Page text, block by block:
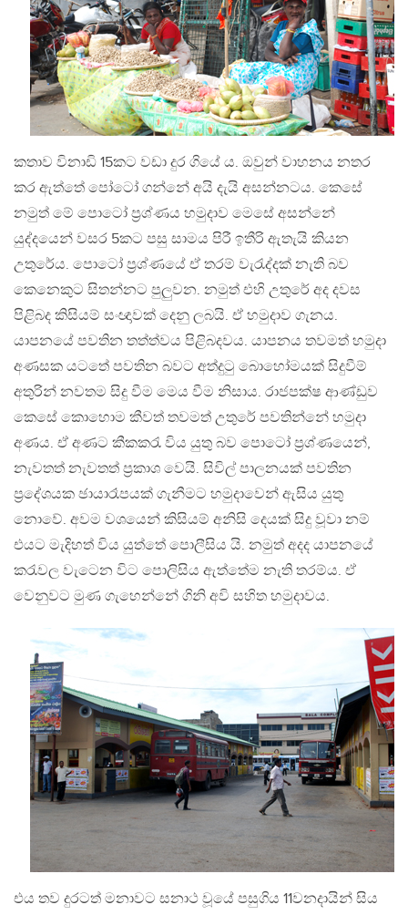
කතාව විනාඩි 15කට වඩා දුර ගියේ ය. ඔවුන් වාහනය නතර
කර ඇත්තේ පෝටෝ ගන්නේ අයි දැයි අසන්නටය. කෙසේ
නමුත් මේ පොටෝ ප්‍රශ්ණය හමුදාව මෙසේ අසන්නේ
යුද්දයෙන් වසර 5කට පසු සාමය පිරී ඉතීරි ඇතැයි කියන
උතුරේය. පොටෝ ප්‍රශ්ණයේ ඒ තරම් වැරැද්දක් නැති බව
කෙනෙකුට සිතන්නට පුලුවන. නමුත් එහි උතුරේ අද දවස
පිළිබද කිසියම් සංඥාවක් දෙනු ලබයි. ඒ හමුදාව ගැනය.
යාපනයේ පවතින තත්ත්වය පිළිබදවය. යාපනය තවමත් හමුදා
අණසක යටතේ පවතින බවට අත්දුටු බොහෝමයක් සිදුවීම්
අතුරින් නවතම සිදු වීම මෙය වීම නිසාය. රාජපක්ෂ ආණ්ඩුව
කෙසේ කොහොම කීවත් තවමත් උතුරේ පවතින්නේ හමුදා
අණය. ඒ අණට කීකකරැ විය යුතු බව පොටෝ ප්‍රශ්ණයෙන්,
නැවතත් නැවතත් ප්‍රකාශ වෙයි. සිවිල් පාලනයක් පවතින
ප්‍රදේශයක ඡායාරෑපයක් ගැනීමට හමුදාවෙන් ඇසිය යුතු
නොවේ. අවම වශයෙන් කිසියම් අනිසි දෙයක් සිදු වූවා නම්
එයට මැදිහත් විය යුත්තේ පොලීසිය යි. නමුත් අදද යාපනයේ
කරැවල වැටෙන විට පොලිසිය ඇත්තේම නැති තරම්ය. ඒ
වෙනුවට මුණ ගැහෙන්නේ ගිනි අවි සහිත හමුදාවය.
එය තව දුරටත් මනාවට සනාථ වූයේ පසුගිය 11වනදායින් සිය